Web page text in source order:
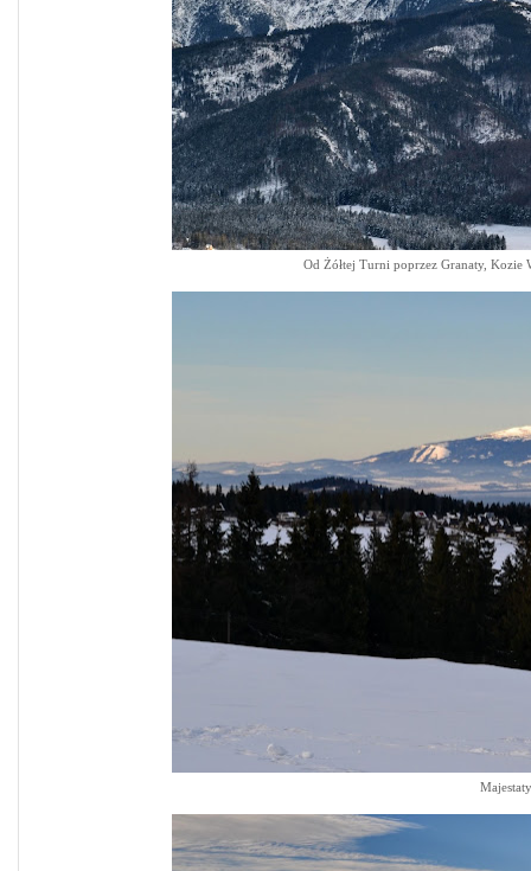
Od Żółtej Turni poprzez Granaty, Kozie